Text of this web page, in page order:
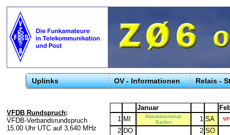
Uplinks OV - Informationen Relais -
VFDB Rundspruch:
VFDB-Verbandsrundspruch
15.00 Uhr UTC auf 3,640 MHz
Januar
1 MI
Aktivitätsmonat
Baden
1 SA
2 DO 2 SO